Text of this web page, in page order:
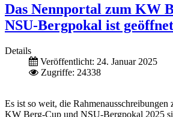
Das Nennportal zum KW
NSU-Bergpokal ist geöffnet
Details
Veröffentlicht: 24. Januar 2025
Zugriffe: 24338
Es ist so weit, die Rahmenausschreibungen
KW Berg-Cup und NSU-Bergpokal 2025